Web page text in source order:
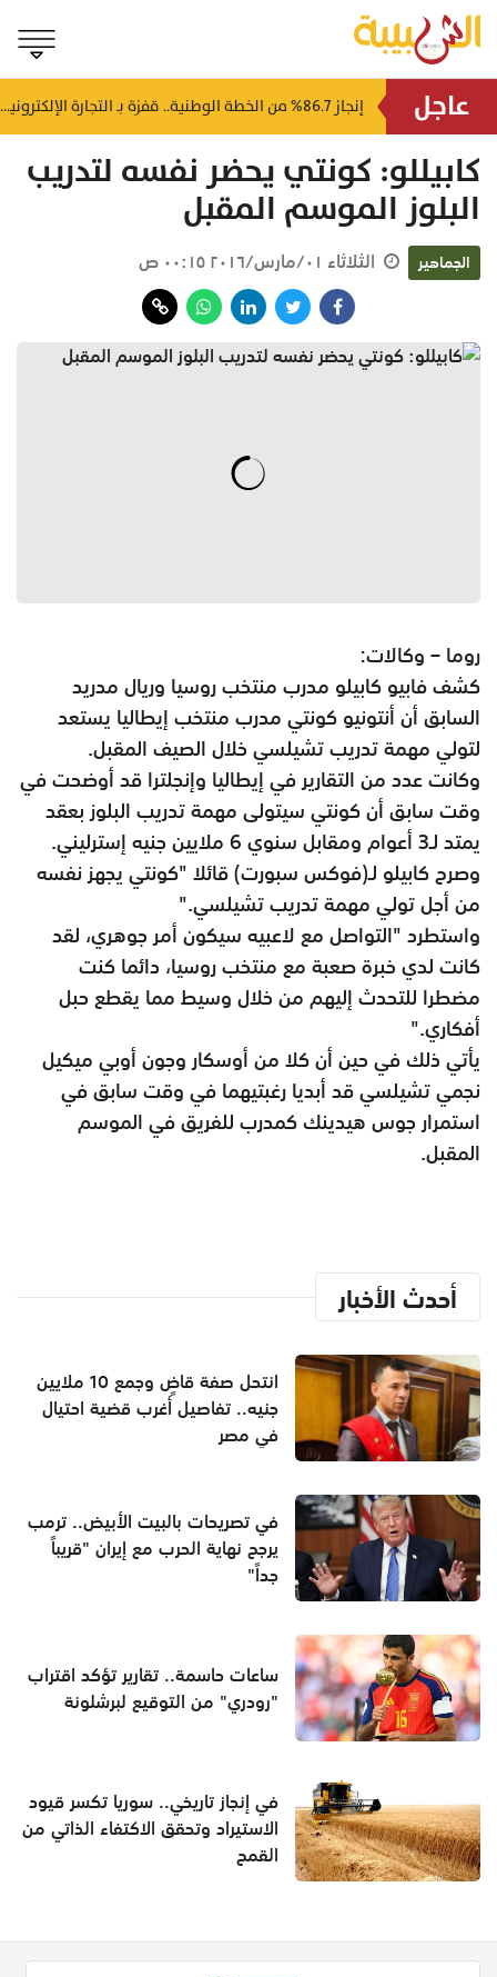
عاجل منذ ساعتين إنجاز 86.7% من الخطة الوطنية.. قفزة بـ التجارة الإلكترونية في سلطنة عُمان
كابيللو: كونتي يحضر نفسه لتدريب
البلوز الموسم المقبل
الجماهير الثلاثاء ٠١/مارس/٢٠١٦ ٠٠:١٥ ص
روما – وكالات:
كشف فابيو كابيلو مدرب منتخب روسيا وريال مدريد
السابق أن أنتونيو كونتي مدرب منتخب إيطاليا يستعد
لتولي مهمة تدريب تشيلسي خلال الصيف المقبل.
وكانت عدد من التقارير في إيطاليا وإنجلترا قد أوضحت في
وقت سابق أن كونتي سيتولى مهمة تدريب البلوز بعقد
يمتد لـ3 أعوام ومقابل سنوي 6 ملايين جنيه إسترليني
.
وصرح كابيلو لـ(فوكس سبورت) قائلا "كونتي يجهز نفسه
من أجل تولي مهمة تدريب تشيلسي".
واستطرد "التواصل مع لاعبيه سيكون أمر جوهري، لقد
كانت لدي خبرة صعبة مع منتخب روسيا، دائما كنت
مضطرا للتحدث إليهم من خلال وسيط مما يقطع حبل
أفكاري".
يأتي ذلك في حين أن كلا من أوسكار وجون أوبي ميكيل
نجمي تشيلسي قد أبديا رغبتيهما في وقت سابق في
استمرار جوس هيدينك كمدرب للفريق في الموسم
المقبل.
أحدث الأخبار
انتحل صفة قاضٍ وجمع 10 ملايين
جنيه.. تفاصيل أغرب قضية احتيال
في مصر
في تصريحات بالبيت الأبيض.. ترمب
يرجح نهاية الحرب مع إيران "قريباً
جداً"
ساعات حاسمة.. تقارير تؤكد اقتراب
"رودري" من التوقيع لبرشلونة
في إنجاز تاريخي.. سوريا تكسر قيود
الاستيراد وتحقق الاكتفاء الذاتي من
القمح